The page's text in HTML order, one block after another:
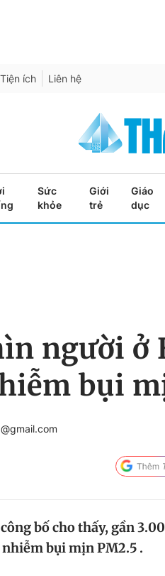
Tiện ích Liên hệ
Sức
khỏe
Giới
trẻ
Giáo
dục
người ở
bụi
bố cho thấy, gần
bụi mịn PM2.5 .